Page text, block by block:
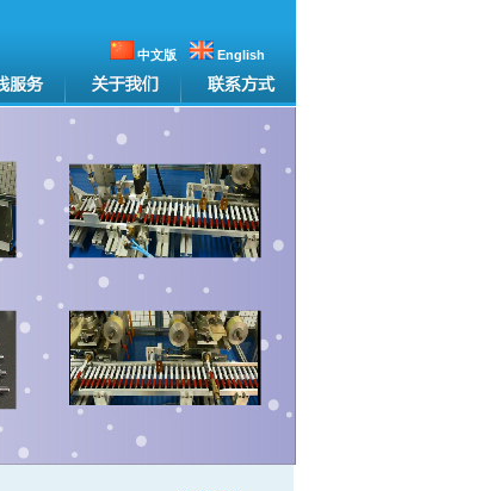
中文版 English